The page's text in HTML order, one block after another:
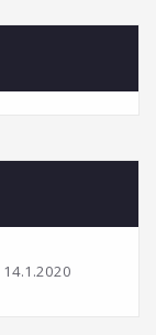
14.1.2020